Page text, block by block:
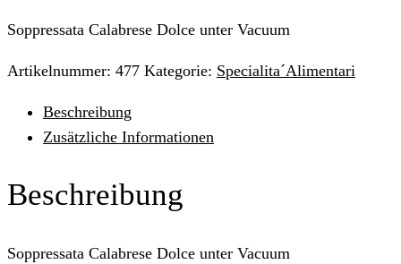
Soppressata Calabrese Dolce unter Vacuum
Artikelnummer: 477 Kategorie: Specialita´Alimentari
Beschreibung
Zusätzliche Informationen
Beschreibung
Soppressata Calabrese Dolce unter Vacuum